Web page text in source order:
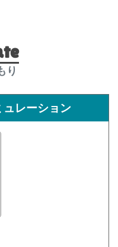
り
ュレーション